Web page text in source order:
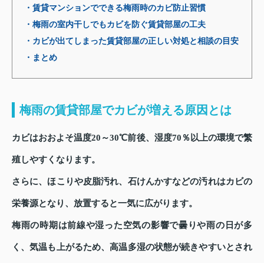
・賃貸マンションでできる梅雨時のカビ防止習慣
・梅雨の室内干しでもカビを防ぐ賃貸部屋の工夫
・カビが出てしまった賃貸部屋の正しい対処と相談の目安
・まとめ
梅雨の賃貸部屋でカビが増える原因とは
カビはおおよそ温度20～30℃前後、湿度70％以上の環境で繁
殖しやすくなります。
さらに、ほこりや皮脂汚れ、石けんかすなどの汚れはカビの
栄養源となり、放置すると一気に広がります。
梅雨の時期は前線や湿った空気の影響で曇りや雨の日が多
く、気温も上がるため、高温多湿の状態が続きやすいとされ